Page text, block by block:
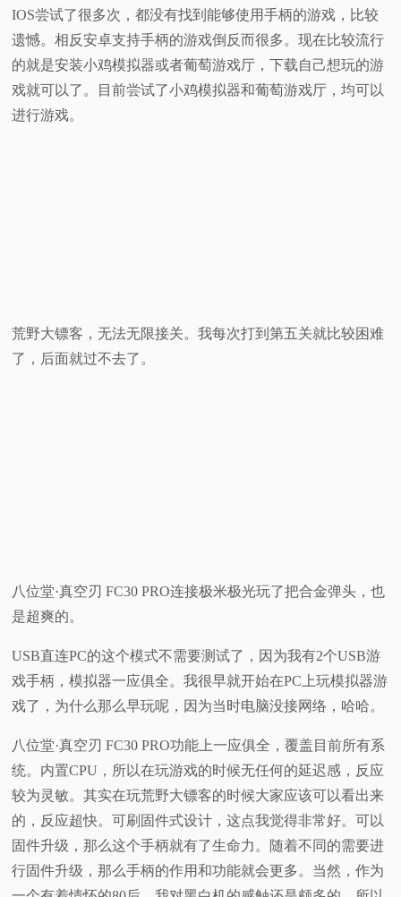
IOS尝试了很多次，都没有找到能够使用手柄的游戏，比较
遗憾。相反安卓支持手柄的游戏倒反而很多。现在比较流行
的就是安装小鸡模拟器或者葡萄游戏厅，下载自己想玩的游
戏就可以了。目前尝试了小鸡模拟器和葡萄游戏厅，均可以
进行游戏。
荒野大镖客，无法无限接关。我每次打到第五关就比较困难
了，后面就过不去了。
八位堂·真空刃 FC30 PRO连接极米极光玩了把合金弹头，也
是超爽的。
USB直连PC的这个模式不需要测试了，因为我有2个USB游
戏手柄，模拟器一应俱全。我很早就开始在PC上玩模拟器游
戏了，为什么那么早玩呢，因为当时电脑没接网络，哈哈。
八位堂·真空刃 FC30 PRO功能上一应俱全，覆盖目前所有系
统。内置CPU，所以在玩游戏的时候无任何的延迟感，反应
较为灵敏。其实在玩荒野大镖客的时候大家应该可以看出来
的，反应超快。可刷固件式设计，这点我觉得非常好。可以
固件升级，那么这个手柄就有了生命力。随着不同的需要进
行固件升级，那么手柄的作用和功能就会更多。当然，作为